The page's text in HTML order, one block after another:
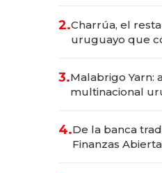
millones
2.Charrúa, el
uruguayo que
anticipación y
3.Malabrigo Yarn:
multinacional
4.De la banca
Finanzas